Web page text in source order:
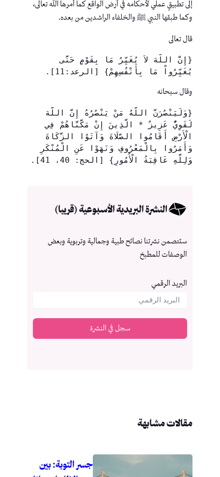
إلى تطبيقٍ عملي لأحكامه في أرض الواقع كما أمرها الله تعالى،
وكما طبقها النبي ﷺ والخلفاء الراشدين من بعده.
قال تعالى
{إِنَّ اللّهَ لاَ يُغَيِّرُ مَا بِقَوْمٍ حَتَّى
يُغَيِّرُواْ مَا بِأَنْفُسِهِمْ} [الرعد:11].
وقال سبحانه
لَقَوِيٌّ عَزِيزٌ * الَّذِينَ إِنْ مَكَّنَّاهُمْ فِي
وَلِلَّهِ عَاقِبَةُ الْأُمُورِ} [الحج: 40، 41].
النشرة البريدية الأسبوعية (قريبا)
ستتصمن نشرتنا نصائح طبية وجمالية وتربوية وبعض
الوصفات للمطبخ
البريد الرقمي
سجل في النشرة
مقالات مشابهة
جسر التوبة: بين